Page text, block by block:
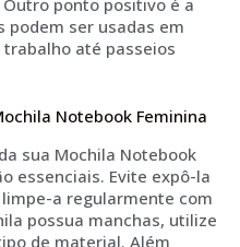
podem ser usadas em
até passeios
Notebook Feminina
sua Mochila Notebook
essenciais. Evite expô-la
a regularmente com
possua manchas, utilize
de material. Além